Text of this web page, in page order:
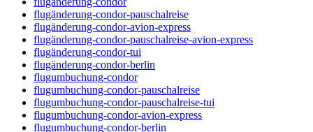
flugänderung-condor-pauschalreise
flugänderung-condor-avion-express
flugänderung-condor-pauschalreise-avion-express
flugänderung-condor-tui
flugänderung-condor-berlin
flugumbuchung-condor
flugumbuchung-condor-pauschalreise
flugumbuchung-condor-pauschalreise-tui
flugumbuchung-condor-avion-express
flugumbuchung-condor-berlin